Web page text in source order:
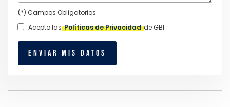
(*) Campos Obligatorios
Acepto las Políticas de Privacidad de GBI.